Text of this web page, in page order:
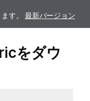
す。 最新バージョン
をダウ